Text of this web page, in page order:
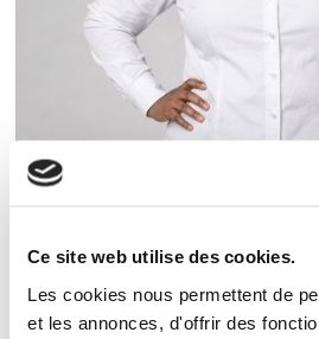
Ce site web utilise des cookies.
Les cookies nous permettent de
et les annonces, d'offrir des
Business Longsleeve blouse
40,00 €